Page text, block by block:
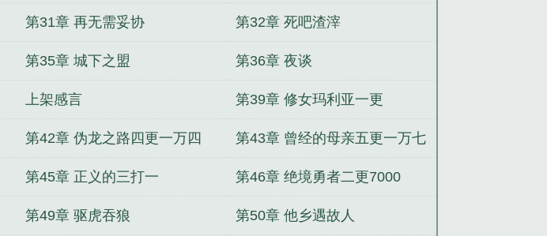
第31章 再无需妥协 第32章 死吧渣滓
第35章 城下之盟 第36章 夜谈
上架感言 第39章 修女玛利亚一更
第42章 伪龙之路四更一万四 第43章 曾经的母亲五更一万七
第45章 正义的三打一 第46章 绝境勇者二更7000
第49章 驱虎吞狼 第50章 他乡遇故人